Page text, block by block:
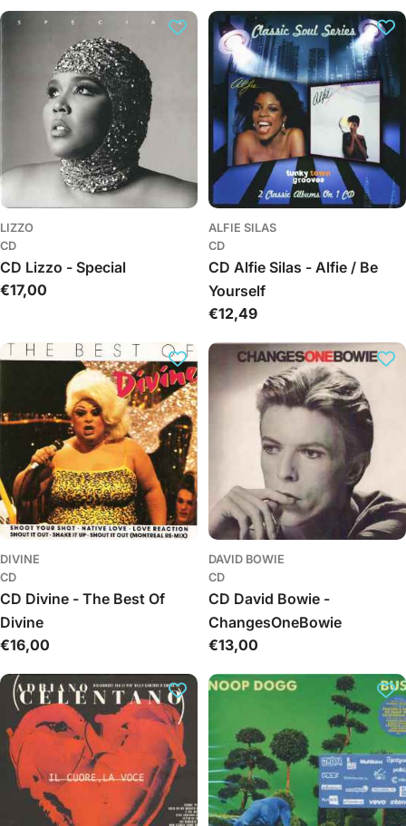
LIZZO
CD
CD Lizzo - Special
Įprasta
€17,00
ALFIE SILAS
CD
CD Alfie Silas - Alfie / Be
Yourself
Įprasta
€12,49
DIVINE
CD
CD Divine - The Best Of
Divine
Įprasta
€16,00
DAVID BOWIE
CD
CD David Bowie -
ChangesOneBowie
Įprasta
€13,00